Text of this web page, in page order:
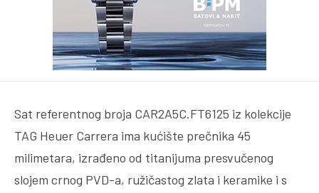
Sat referentnog broja CAR2A5C.FT6125 iz kolekcije
TAG Heuer Carrera ima kućište prečnika 45
milimetara, izrađeno od titanijuma presvučenog
slojem crnog PVD-a, ružičastog zlata i keramike i s